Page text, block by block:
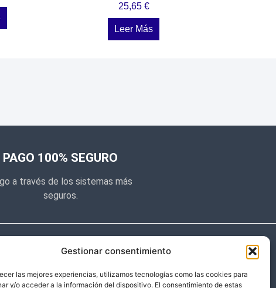
Gestionar consentimiento
las mejores experiencias, utilizamos tecnologías como las cookies para
y/o acceder a la información del dispositivo. El consentimiento de estas
25,65 €
Leer Más
PAGO 100% SEGURO
a través de los sistemas más
seguros.
noticias
y prometemos no dar mucho el